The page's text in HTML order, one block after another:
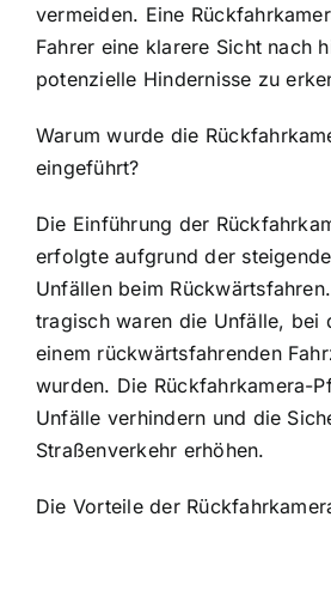
vermeiden. Eine
Fahrer eine klarere Sicht nach
potenzielle Hindernisse zu
Warum wurde die
eingeführt?
Die Einführung der
erfolgte aufgrund der
Unfällen beim
tragisch waren die Unfälle, bei
einem rückwärtsfahrenden
wurden. Die Rückfahrkamera-
Unfälle verhindern und die
Straßenverkehr erhöhen.
Die Vorteile der